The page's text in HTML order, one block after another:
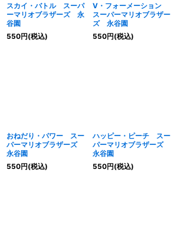
スカイ・バトル スーパ
ーマリオブラザーズ 永
谷園
550円(税込)
V・フォーメーション
スーパーマリオブラザー
ズ 永谷園
550円(税込)
おねだり・パワー スー
パーマリオブラザーズ
永谷園
550円(税込)
ハッピー・ピーチ スー
パーマリオブラザーズ
永谷園
550円(税込)